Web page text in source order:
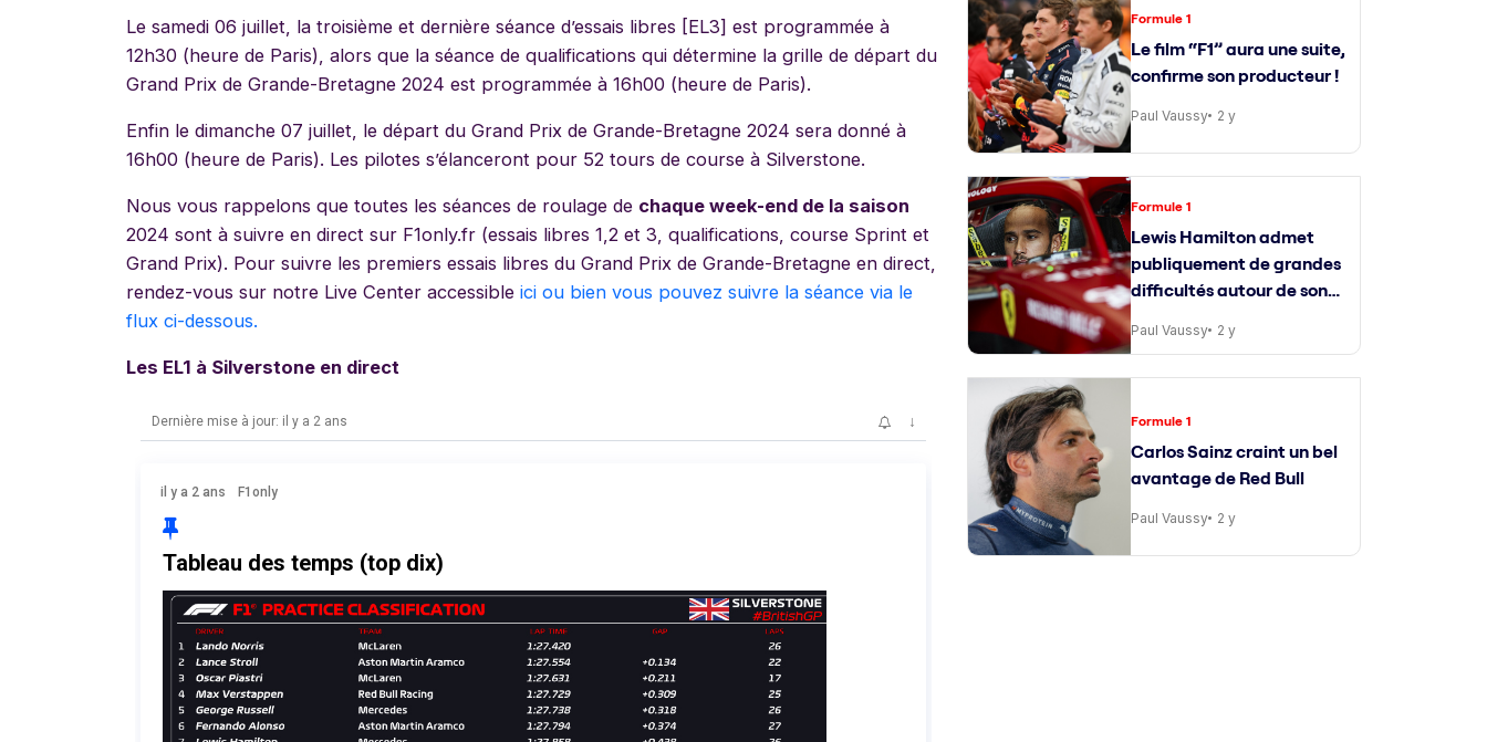
Le samedi 06 juillet, la troisième et dernière séance d’essais libres [EL3] est programmée à
12h30 (heure de Paris), alors que la séance de qualifications qui détermine la grille de départ du
Grand Prix de Grande-Bretagne 2024 est programmée à 16h00 (heure de Paris).
Enfin le dimanche 07 juillet, le départ du Grand Prix de Grande-Bretagne 2024 sera donné à
16h00 (heure de Paris). Les pilotes s’élanceront pour 52 tours de course à Silverstone.
Nous vous rappelons que toutes les séances de roulage de chaque week-end de la saison
2024 sont à suivre en direct sur F1only.fr (essais libres 1,2 et 3, qualifications, course Sprint et
Grand Prix). Pour suivre les premiers essais libres du Grand Prix de Grande-Bretagne en direct,
rendez-vous sur notre Live Center accessible ici ou bien vous pouvez suivre la séance via le
flux ci-dessous.
Les EL1 à Silverstone en direct
Formule 1
Le film “F1” aura une suite,
confirme son producteur !
Paul Vaussy 2 y
Formule 1
Lewis Hamilton admet
publiquement de grandes
difficultés autour de son
ingénieur de course
Paul Vaussy 2 y
Formule 1
Carlos Sainz craint un bel
avantage de Red Bull
Paul Vaussy 2 y